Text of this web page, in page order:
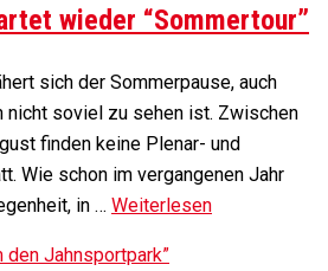
wieder “Sommertour”
sich der Sommerpause, auch
nicht soviel zu sehen ist. Zwischen
finden keine Plenar- und
Wie schon im vergangenen Jahr
in … Weiterlesen